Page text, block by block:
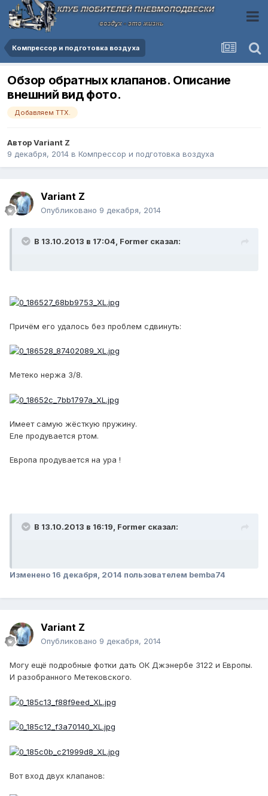
Компресcор и подготовка воздуха
Обзор обратных клапанов. Описание
внешний вид фото.
Добавляем ТТХ.
АвторVariant Z
9 декабря, 2014 в Компресcор и подготовка воздуха
Variant Z
Опубликовано 9 декабря, 2014
В 13.10.2013 в 17:04, Former сказал:
Причём его удалось без проблем сдвинуть:
Метеко нержа 3/8.
Имеет самую жёсткую пружину.
Еле продувается ртом.
Европа продувается на ура !
В 13.10.2013 в 16:19, Former сказал:
Изменено 16 декабря, 2014 пользователем bemba74
Variant Z
Опубликовано 9 декабря, 2014
Могу ещё подробные фотки дать ОК Джэнербе 3122 и Европы.
И разобранного Метековского.
Вот вход двух клапанов: